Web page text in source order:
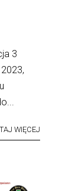
3
WIĘCEJ